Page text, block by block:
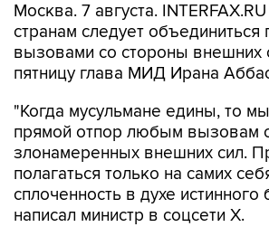
Москва. 7 августа.
странам следует объединиться
вызовами со стороны внешних
пятницу глава МИД Ирана
"Когда мусульмане едины, то
прямой отпор любым вызовам
злонамеренных внешних сил.
полагаться только на самих
сплоченность в духе истинного
написал министр в соцсети Х.